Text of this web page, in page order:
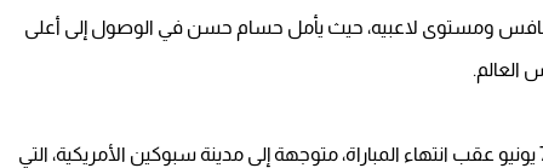
المنافس ومستوى لاعبيه، حيث يأمل حسام حسن في الوصول إلى أعلى
العالم.
ومن المنتظر أن تغادر بعثة المنتخب مدينة أوهايو يوم 7 يونيو عقب انتهاء المباراة، متوجهة إلى مدينة سبوكين الأمريكية، التي